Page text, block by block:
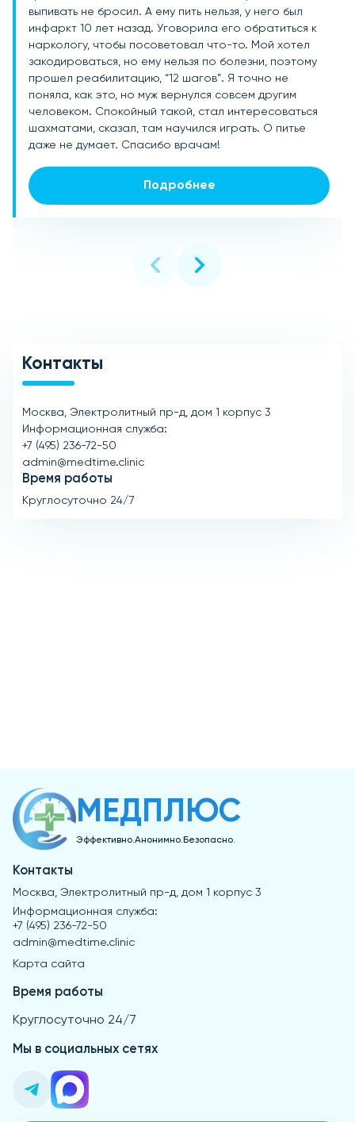
выпивать не бросил. А ему пить нельзя, у него был
инфаркт 10 лет назад. Уговорила его обратиться к
наркологу, чтобы посоветовал что-то. Мой хотел
закодироваться, но ему нельзя по болезни, поэтому
прошел реабилитацию, “12 шагов”. Я точно не
поняла, как это, но муж вернулся совсем другим
человеком. Спокойный такой, стал интересоваться
шахматами, сказал, там научился играть. О питье
даже не думает. Спасибо врачам!
Подробнее
затянуться, просто сидя дома. Сначала скрывал,
никто и не догадывался. Потом понеслось, каждый
день искал дозу. Ну, и мать с отцом узнали, начались
скандалы, отбирание денег, запирание меня дома. В
результате я очутился в вашем рехабе, сперва
бесился. Потом в голове прояснилось. Выписался
через полгода. Пока все хорошо, спасибо врачам!
Подробнее
стационар. Я согласился, этот врач так меня
заговорил, что я сам не понял, как подписал
согласие. Месяц как выписался, пока полет
нормальный! Хорошо пролечили голову, спасибо.
Подробнее
Контакты
Москва, Электролитный пр-д, дом 1 корпус 3
Информационная служба:
+7 (495) 236-72-50
admin@medtime.clinic
Время работы
Круглосуточно 24/7
МЕДПЛЮС
Эффективно.Анонимно.Безопасно.
Контакты
Москва, Электролитный пр-д, дом 1 корпус 3
Информационная служба:
+7 (495) 236-72-50
admin@medtime.clinic
Карта сайта
Время работы
Круглосуточно 24/7
Мы в социальных сетях